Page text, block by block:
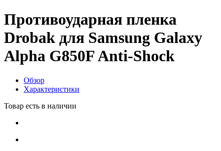
Противоударная пленка
Drobak для Samsung Galaxy
Alpha G850F Anti-Shock
Обзор
Характеристики
Товар есть в наличии